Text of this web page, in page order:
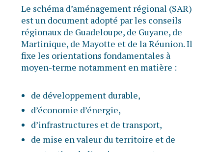
Le schéma d’aménagement régional (SAR)
est un document adopté par les conseils
régionaux de Guadeloupe, de Guyane, de
Martinique, de Mayotte et de la Réunion. Il
fixe les orientations fondamentales à
moyen-terme notamment en matière :
de développement durable,
d’économie d’énergie,
d’infrastructures et de transport,
de mise en valeur du territoire et de